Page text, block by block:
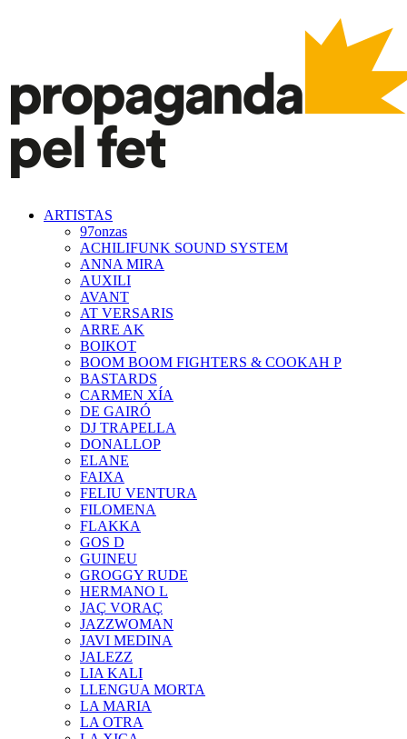
ARTISTAS
97onzas
ACHILIFUNK SOUND SYSTEM
ANNA MIRA
AUXILI
AVANT
AT VERSARIS
ARRE AK
BOIKOT
BOOM BOOM FIGHTERS & COOKAH P
BASTARDS
CARMEN XÍA
DE GAIRÓ
DJ TRAPELLA
DONALLOP
ELANE
FAIXA
FELIU VENTURA
FILOMENA
FLAKKA
GOS D
GUINEU
GROGGY RUDE
HERMANO L
JAÇ VORAÇ
JAZZWOMAN
JAVI MEDINA
JALEZZ
LIA KALI
LLENGUA MORTA
LA MARIA
LA OTRA